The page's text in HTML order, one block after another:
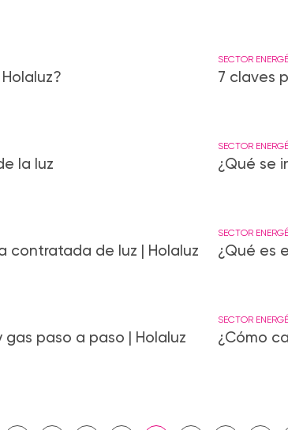
SECTOR
7 claves
la luz
SECTOR
¿Qué se
contratada de luz | Holaluz
SECTOR
¿Qué es
paso a paso | Holaluz
SECTOR
¿Cómo